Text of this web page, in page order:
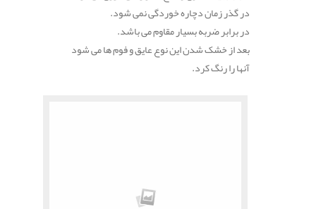
در گذر زمان دچاره خوردگی نمی شود.
در برابر ضربه بسیار مقاوم می باشد.
بعد از خشک شدن این نوع عایق و فوم ها می شود
آنها را رنگ کرد.